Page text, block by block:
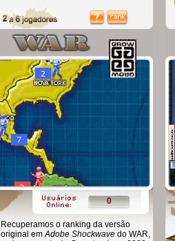
0
Recuperamos o ranking da versão
original emAdobe Shockwave do WAR,